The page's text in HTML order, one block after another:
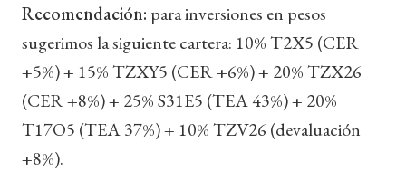
Recomendación: para inversiones en pesos
sugerimos la siguiente cartera: 10% T2X5 (CER
+5%) + 15% TZXY5 (CER +6%) + 20% TZX26
(CER +8%) + 25% S31E5 (TEA 43%) + 20%
T17O5 (TEA 37%) + 10% TZV26 (devaluación
+8%).‍